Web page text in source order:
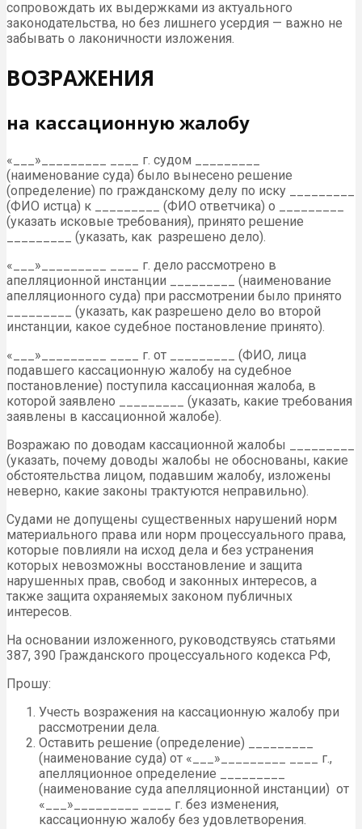
сопровождать их выдержками из актуального
законодательства, но без лишнего усердия — важно не
забывать о лаконичности изложения.
ВОЗРАЖЕНИЯ
на кассационную жалобу
«___»_________ ____ г. судом _________
(наименование суда) было вынесено решение
(определение) по гражданскому делу по иску _________
(ФИО истца) к _________ (ФИО ответчика) о _________
(указать исковые требования), принято решение
_________ (указать, как разрешено дело).
«___»_________ ____ г. дело рассмотрено в
апелляционной инстанции _________ (наименование
апелляционного суда) при рассмотрении было принято
_________ (указать, как разрешено дело во второй
инстанции, какое судебное постановление принято).
«___»_________ ____ г. от _________ (ФИО, лица
подавшего кассационную жалобу на судебное
постановление) поступила кассационная жалоба, в
которой заявлено _________ (указать, какие требования
заявлены в кассационной жалобе).
Возражаю по доводам кассационной жалобы _________
(указать, почему доводы жалобы не обоснованы, какие
обстоятельства лицом, подавшим жалобу, изложены
неверно, какие законы трактуются неправильно).
Судами не допущены существенных нарушений норм
материального права или норм процессуального права,
которые повлияли на исход дела и без устранения
которых невозможны восстановление и защита
нарушенных прав, свобод и законных интересов, а
также защита охраняемых законом публичных
интересов.
На основании изложенного, руководствуясь статьями
387, 390 Гражданского процессуального кодекса РФ,
Прошу:
Учесть возражения на кассационную жалобу при
рассмотрении дела.
Оставить решение (определение) _________
(наименование суда) от «___»_________ ____ г.,
апелляционное определение _________
(наименование суда апелляционной инстанции) от
«___»_________ ____ г. без изменения,
кассационную жалобу без удовлетворения.